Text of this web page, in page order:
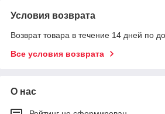
Условия возврата
Возврат товара в течение 14 дней по
Все условия возврата
О нас